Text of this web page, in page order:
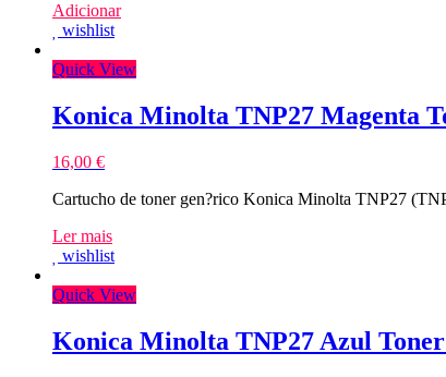
Adicionar
wishlist
Quick View
Konica Minolta TNP27 Magenta
16,00 €
Cartucho de toner gen?rico Konica Minolta TNP27
Ler mais
wishlist
Quick View
Konica Minolta TNP27 Azul